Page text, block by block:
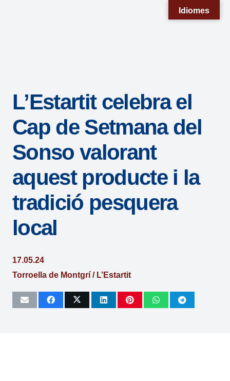
sistema
accesibilidad.
L’Estartit celebra el
Cap de Setmana del
Sonso valorant
aquest producte i la
tradició pesquera
local
17.05.24
Torroella de Montgrí / L’Estartit
Idiomes